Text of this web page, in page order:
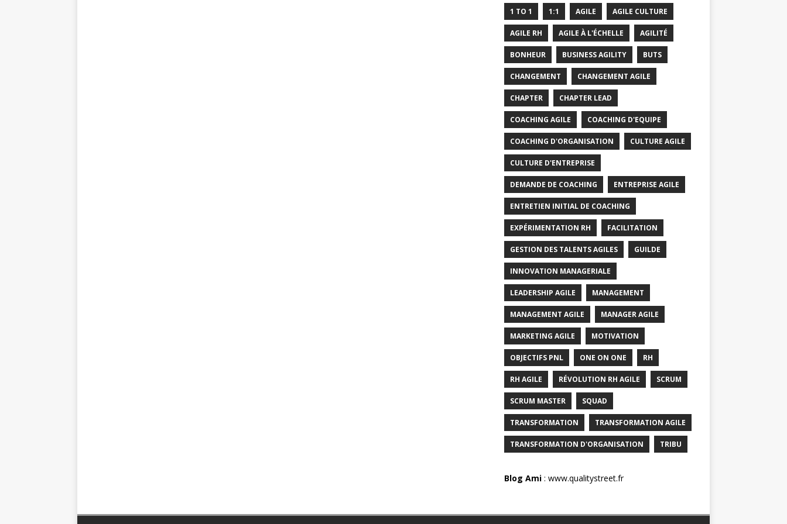
1 TO 1 1:1 AGILE AGILE CULTURE
AGILE RH AGILE À L'ÉCHELLE AGILITÉ
BONHEUR BUSINESS AGILITY BUTS
CHANGEMENT CHANGEMENT AGILE
CHAPTER CHAPTER LEAD
COACHING AGILE COACHING D'EQUIPE
COACHING D'ORGANISATION CULTURE AGILE
CULTURE D'ENTREPRISE
DEMANDE DE COACHING ENTREPRISE AGILE
ENTRETIEN INITIAL DE COACHING
EXPÉRIMENTATION RH FACILITATION
GESTION DES TALENTS AGILES GUILDE
INNOVATION MANAGERIALE
LEADERSHIP AGILE MANAGEMENT
MANAGEMENT AGILE MANAGER AGILE
MARKETING AGILE MOTIVATION
OBJECTIFS PNL ONE ON ONE RH
RH AGILE RÉVOLUTION RH AGILE SCRUM
SCRUM MASTER SQUAD
TRANSFORMATION TRANSFORMATION AGILE
TRANSFORMATION D'ORGANISATION TRIBU
Blog Ami: www.qualitystreet.fr